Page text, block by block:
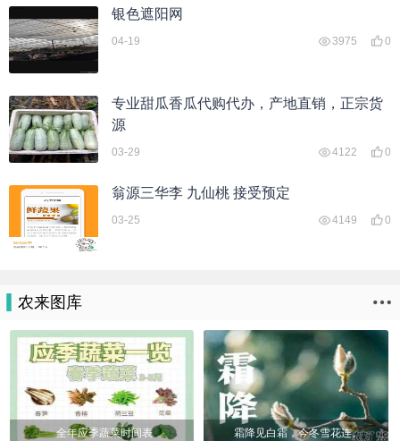
银色遮阳网
3975 0
04-19
专业甜瓜香瓜代购代办，产地直销，正宗货
源
4122 0
03-29
翁源三华李 九仙桃 接受预定
4149 0
03-25
农来图库
全年应季蔬菜时间表 霜降见白霜，今冬雪花连。